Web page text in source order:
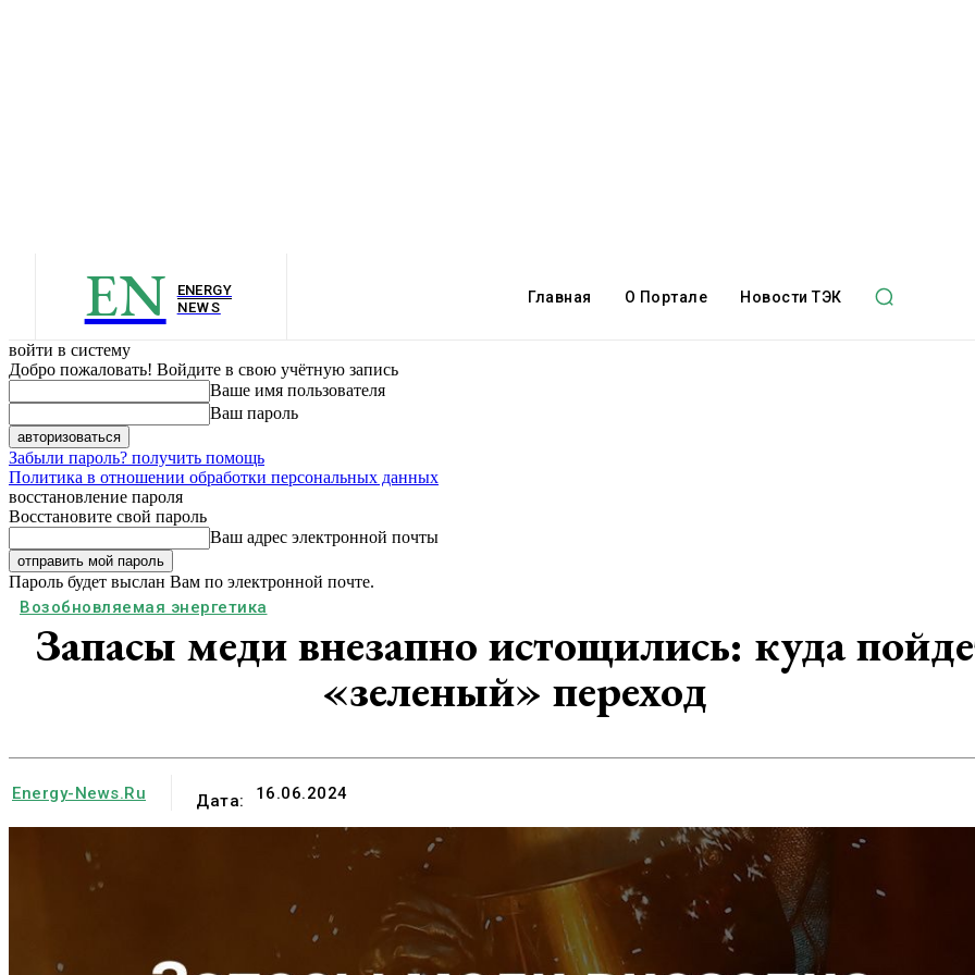
EN
ENERGY
NEWS
Главная О Портале Новости ТЭК
войти в систему
Добро пожаловать! Войдите в свою учётную запись
Ваше имя пользователя
Ваш пароль
Забыли пароль? получить помощь
Политика в отношении обработки персональных данных
восстановление пароля
Восстановите свой пароль
Ваш адрес электронной почты
Пароль будет выслан Вам по электронной почте.
Возобновляемая энергетика
Запасы меди внезапно истощились: куда
«зеленый» переход
Energy-News.ru Дата: 16.06.2024